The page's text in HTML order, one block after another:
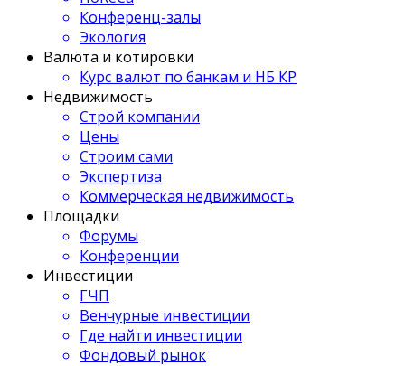
Конференц-залы
Экология
Валюта и котировки
Курс валют по банкам и НБ КР
Недвижимость
Строй компании
Цены
Строим сами
Экспертиза
Коммерческая недвижимость
Площадки
Форумы
Конференции
Инвестиции
ГЧП
Венчурные инвестиции
Где найти инвестиции
Фондовый рынок